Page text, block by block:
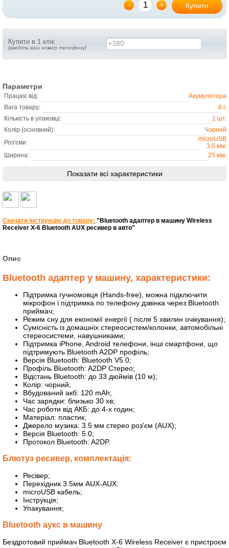
- + Купити
Купити в 1 клік
(введіть ваш номер телефону) +380
Параметри
Працює від:
Акумулятора
Вага товару:
8 г.
Кількість в упаковці:
1 шт.
Колір (основний):
Чорний
Роз'єми:
microUSB
3.5 мм.
Ширина:
25 мм.
Показати всі характеристики
Скачати інструкцію до товару: "Bluetooth адаптер в машину Wireless
Receiver X-6 Bluetooth AUX ресивер в авто"
Опис
Bluetooth адаптер у машину, характеристики:
Підтримка гучномовця (Hands-free), можна підключити
мікрофон і підтримка по телефону дзвінка через Bluetooth
приймач;
Режим сну для економії енергії ( після 5 хвилин очікування);
Сумісність із домашніх стереосистем/колонки, автомобільні
стереосистеми, навушниками;
Підтримка iPhone, Android телефони, інші смартфони, що
підтримують Bluetooth A2DP профіль;
Версія Bluetooth: Bluetooth V5.0;
Профіль Bluetooth: A2DP Стерео;
Відстань Bluetooth: до 33 дюймів (10 м);
Колір: чорний;
Вбудований акб: 120 mAh;
Час зарядки: близько 30 хв;
Час роботи від АКБ: до 4-х годин;
Матеріал: пластик;
Джерело музика: 3.5 мм стерео роз'єм (AUX);
Версія Bluetooth: 5.0;
Протокол Bluetooth: A2DP.
Блютуз ресивер, комплектація:
Ресівер;
Перехідник 3.5мм AUX-AUX:
microUSB кабель;
Інструкція;
Упакування;
Bluetooth аукс в машину
Бездротовий приймач Bluetooth X-6 Wireless Receiver є пристроєм